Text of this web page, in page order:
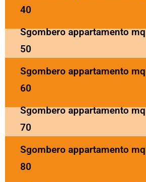
40
Sgombero appartamento mq
50
Sgombero appartamento mq
60
Sgombero appartamento mq
70
Sgombero appartamento mq
80